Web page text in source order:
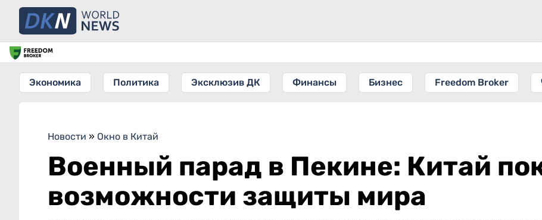
Экономика Политика Эксклюзив ДК Финансы Бизнес Freedom Broker
Новости » Окно в Китай
Военный парад в Пекине: Китай
возможности защиты мира